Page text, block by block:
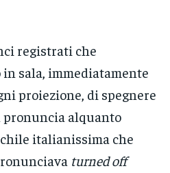
registrati che
sala, immediatamente
proiezione, di spegnere
alquanto
italianissima che
turned off